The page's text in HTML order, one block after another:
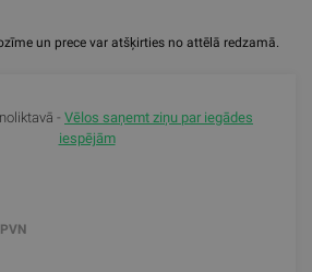
un prece var atšķirties no attēlā redzamā.
- Vēlos saņemt ziņu par iegādes
iespējām